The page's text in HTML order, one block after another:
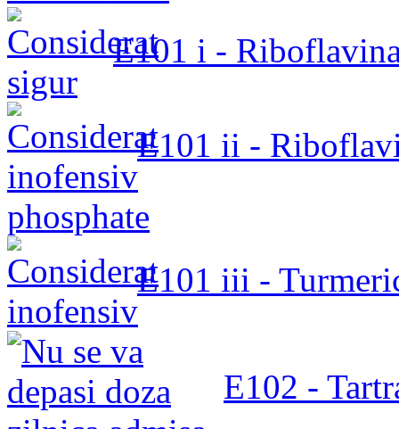
E101 i -
E101 ii -
phosphate
E101 iii -
E102 -